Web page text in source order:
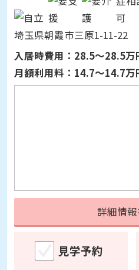
埼玉県朝霞市三原1-11-22
入居時費用：
28.5～28.5万円
月額利用料：14.7～14.7万円
見学予約
検索結果